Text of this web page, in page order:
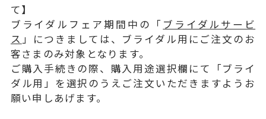
て】
ブライダルフェア期間中の「 ブライダルサービ
ス 」につきましては、ブライダル用にご注文のお
客さまのみ対象となります。
ご購入手続きの際、購入用途選択欄にて「ブライ
ダル用」を選択のうえご注文いただきますようお
願い申しあげます。